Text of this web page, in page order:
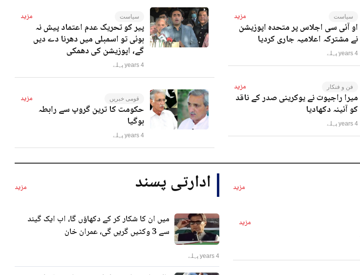
سیاست مزید
او آئی سی اجلاس پر متحدہ اپوزیشن
نے مشترکہ اعلامیہ جاری کردیا
4 years پہلے
فن و فنکار مزید
میرا راجپوت نے یوکرینی صدر کے ناقد
کو آئینہ دکھادیا
4 years پہلے
سیاست مزید
پیر کو تحریک عدم اعتماد پیش نہ
ہوئی تو اسمبلی میں دھرنا دے دیں
گے، اپوزیشن کی دھمکی
4 years پہلے
قومی خبریں مزید
حکومت کا ترین گروپ سے رابطہ
ہوگیا
4 years پہلے
مزید
مزید
ادارتی پسند مزید
میں ان کا شکار کر کے دکھاؤں گا، اب ایک گیند
سے 3 وکٹیں گریں گی، عمران خان
4 years پہلے